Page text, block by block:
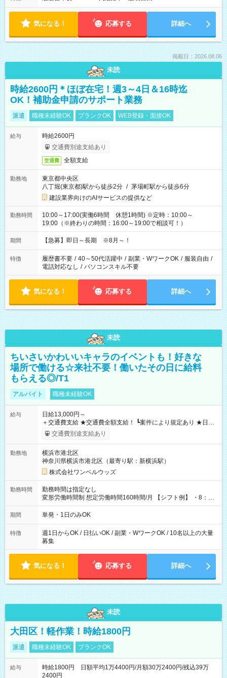
気になる！ 応募する 詳細へ
掲載日：2026.08.06
未読
時給2600円＊ほぼ在宅！週3～4日＆16時迄
OK！補助金申請のサポート業務
派遣 職種未経験OK ブランクOK WEB登録・面接OK
給与
時給2600円
交通費別途支給あり
交通費 全額支給
勤務地
東京都中央区
八丁堀(東京都)駅から徒歩2分 / 茅場町駅から徒歩6分
建設業界向けのAIサービスの提供など
勤務時間
10:00～17:00(実働6時間 休憩1時間) ※定時：10:00～
19:00（※終わりの時間：16:00～19:00で相談可！）
期間 【急募】即日～長期 ※8月～！
特徴 履歴書不要 / 40～50代活躍中 / 副業・WワークOK / 服装自由 /
電話対応なし / パソコンスキル不要
気になる！ 応募する 詳細へ
未読
ちいさいかわいいキャラのイベントも！好きな
場所で働ける☆来社不要！働いたその日に給料
もらえる◎/T1
アルバイト 職種未経験OK
給与
日給13,000円～
＋交通費支給 ★交通費全額支給！ ┗案件により規定あり ★日払
いOK！（規定あり） ┗働いたその日に現金GET♪ お仕事後はコ
ンビニATMから 日払い分を引き落とせます！ 【試用期間】試
交通費別途支給あり
勤務地
横浜市港北区
神奈川県横浜市港北区（最寄り駅：新横浜駅）
株式会社ワンベルウッズ
勤務時間
勤務時間は指定なし
変形労働時間制 想定労働時間160時間/月 【シフト例】 ・8：00
～21：00
期間 単発・1日のみOK
特徴
週1日からOK / 日払いOK / 副業・WワークOK / 10名以上の大量
募集
気になる！ 応募する 詳細へ
未読
大田区！軽作業！時給1800円
派遣 職種未経験OK ブランクOK
給与
時給1800円 日額平均1万4400円/月額30万2400円/残込39万
2400円